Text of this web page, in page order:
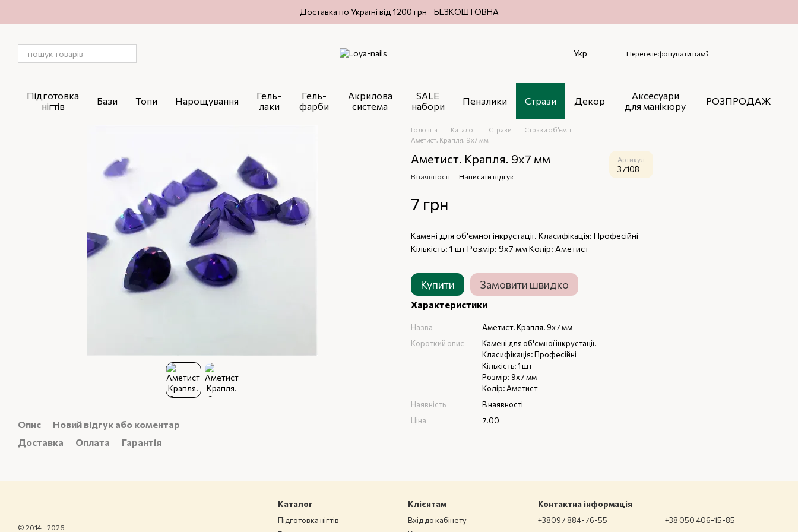
Доставка по Україні від 1200 грн - БЕЗКОШТОВНА
Укр Перетелефонувати вам?
Підготовка
нігтів
Бази Топи Нарощування
Гель-
лаки
Гель-
фарби
Акрилова
система
SALE
набори
Пензлики Стрази Декор
Аксесуари
для манікюру
РОЗПРОДАЖ
Опис
Новий відгук або коментар
Доставка
Оплата Гарантія
Головна Каталог Стрази
Стрази об'ємні
Аметист. Крапля. 9х7 мм
Аметист. Крапля. 9х7 мм Артикул
37108
В наявності Написати відгук
7 грн
Камені для об'ємної інкрустації. Класифікація: Професійні
Кількість: 1 шт Розмір: 9х7 мм Колір: Аметист
Купити Замовити швидко
Характеристики
Назва
Аметист. Крапля. 9х7 мм
Короткий опис
Камені для об'ємної інкрустації.
Класифікація: Професійні
Кількість: 1 шт
Розмір: 9х7 мм
Колір: Аметист
Наявність
В наявності
Ціна
7.00
© 2014—2026
Каталог
Підготовка нігтів
Клієнтам
Вхід до кабінету
Контактна інформація
+38097 884-76-55
+38 050 406-15-85